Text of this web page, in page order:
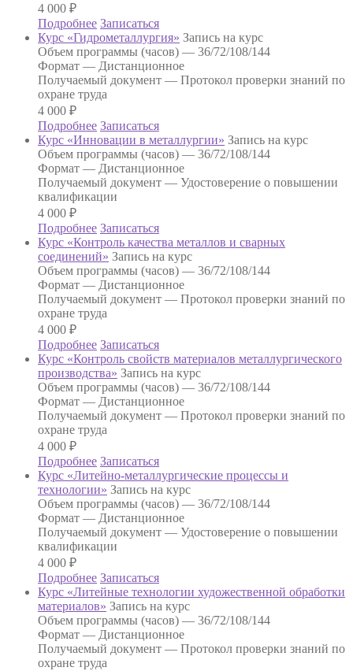
4 000 ₽
Подробнее Записаться
Курс «Гидрометаллургия» Запись на курс
Объем программы (часов) — 36/72/108/144
Формат — Дистанционное
Получаемый документ — Протокол проверки знаний по
охране труда
4 000 ₽
Подробнее Записаться
Курс «Инновации в металлургии» Запись на курс
Объем программы (часов) — 36/72/108/144
Формат — Дистанционное
Получаемый документ — Удостоверение о повышении
квалификации
4 000 ₽
Подробнее Записаться
Курс «Контроль качества металлов и сварных
соединений» Запись на курс
Объем программы (часов) — 36/72/108/144
Формат — Дистанционное
Получаемый документ — Протокол проверки знаний по
охране труда
4 000 ₽
Подробнее Записаться
Курс «Контроль свойств материалов металлургического
производства» Запись на курс
Объем программы (часов) — 36/72/108/144
Формат — Дистанционное
Получаемый документ — Протокол проверки знаний по
охране труда
4 000 ₽
Подробнее Записаться
Курс «Литейно-металлургические процессы и
технологии» Запись на курс
Объем программы (часов) — 36/72/108/144
Формат — Дистанционное
Получаемый документ — Удостоверение о повышении
квалификации
4 000 ₽
Подробнее Записаться
Курс «Литейные технологии художественной обработки
материалов» Запись на курс
Объем программы (часов) — 36/72/108/144
Формат — Дистанционное
Получаемый документ — Протокол проверки знаний по
охране труда